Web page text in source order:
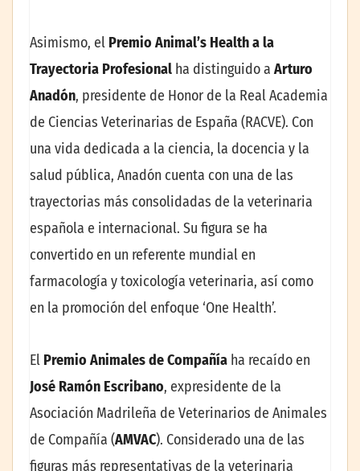
Asimismo, el Premio Animal’s Health a la
Trayectoria Profesional ha distinguido a Arturo
Anadón, presidente de Honor de la Real Academia
de Ciencias Veterinarias de España (RACVE). Con
una vida dedicada a la ciencia, la docencia y la
salud pública, Anadón cuenta con una de las
trayectorias más consolidadas de la veterinaria
española e internacional. Su figura se ha
convertido en un referente mundial en
farmacología y toxicología veterinaria, así como
en la promoción del enfoque ‘One Health’.
El Premio Animales de Compañía ha recaído en
José Ramón Escribano, expresidente de la
Asociación Madrileña de Veterinarios de Animales
de Compañía (AMVAC). Considerado una de las
figuras más representativas de la veterinaria